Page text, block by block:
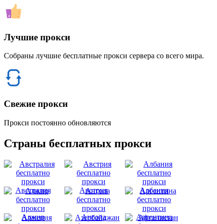
Лучшие прокси
Собраны лучшие бесплатные прокси сервера со всего мира.
Свежие прокси
Прокси постоянно обновляются
Страны бесплатных прокси
Австралия Австрия Албания
Алжир Ангола Аргентина